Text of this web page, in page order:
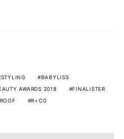
BABYLISS
AWARDS 2018
FINALISTER
R+CO